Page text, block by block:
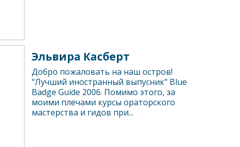
Эльвира Касберт
Добро пожаловать на наш остров!
"Лучший иностранный выпусник" Blue
Badge Guide 2006. Помимо этого, за
моими плечами курсы ораторского
мастерства и гидов при...